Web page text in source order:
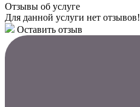
Отзывы об услуге
Для данной услуги нет отзывов!
Оставить отзыв